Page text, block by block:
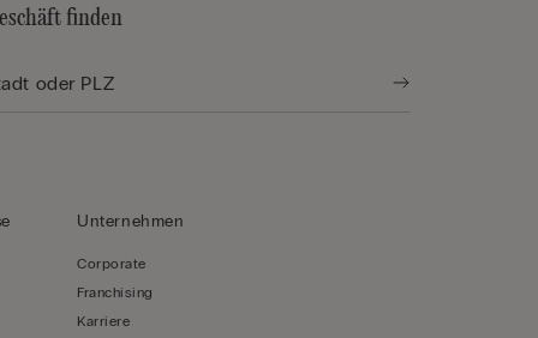
finden
Unternehmen
Corporate
Franchising
Karriere